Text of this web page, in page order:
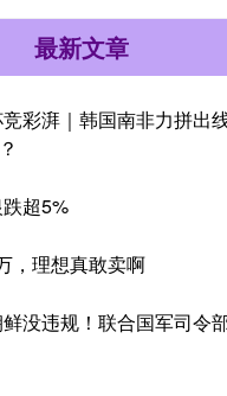
最新文章
彩湃｜韩国南非力拼出
超5%
，理想真敢卖啊
没违规！联合国军司令